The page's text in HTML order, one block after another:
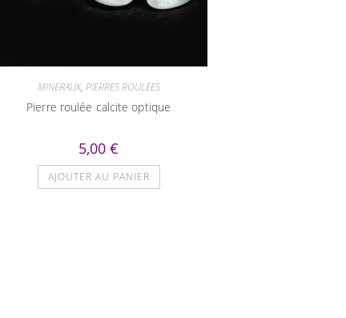
MINERAUX, PIERRES ROULEES
Pierre roulée calcite optique
5,00€
AJOUTER AU PANIER